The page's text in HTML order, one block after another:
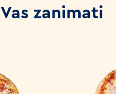
zanimati